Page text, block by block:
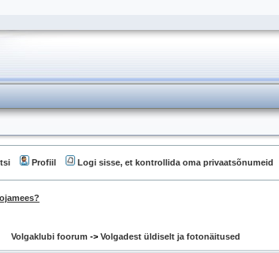
Profiil Logi sisse, et kontrollida oma privaatsõnumeid
Volgaklubi foorum -> Volgadest üldiselt ja fotonäitused